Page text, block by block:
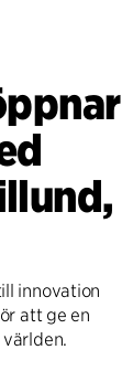
innovation
att ge en